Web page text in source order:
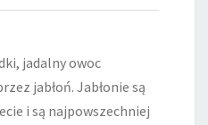
jadalny owoc
jabłoń. Jabłonie są
i są najpowszechniej